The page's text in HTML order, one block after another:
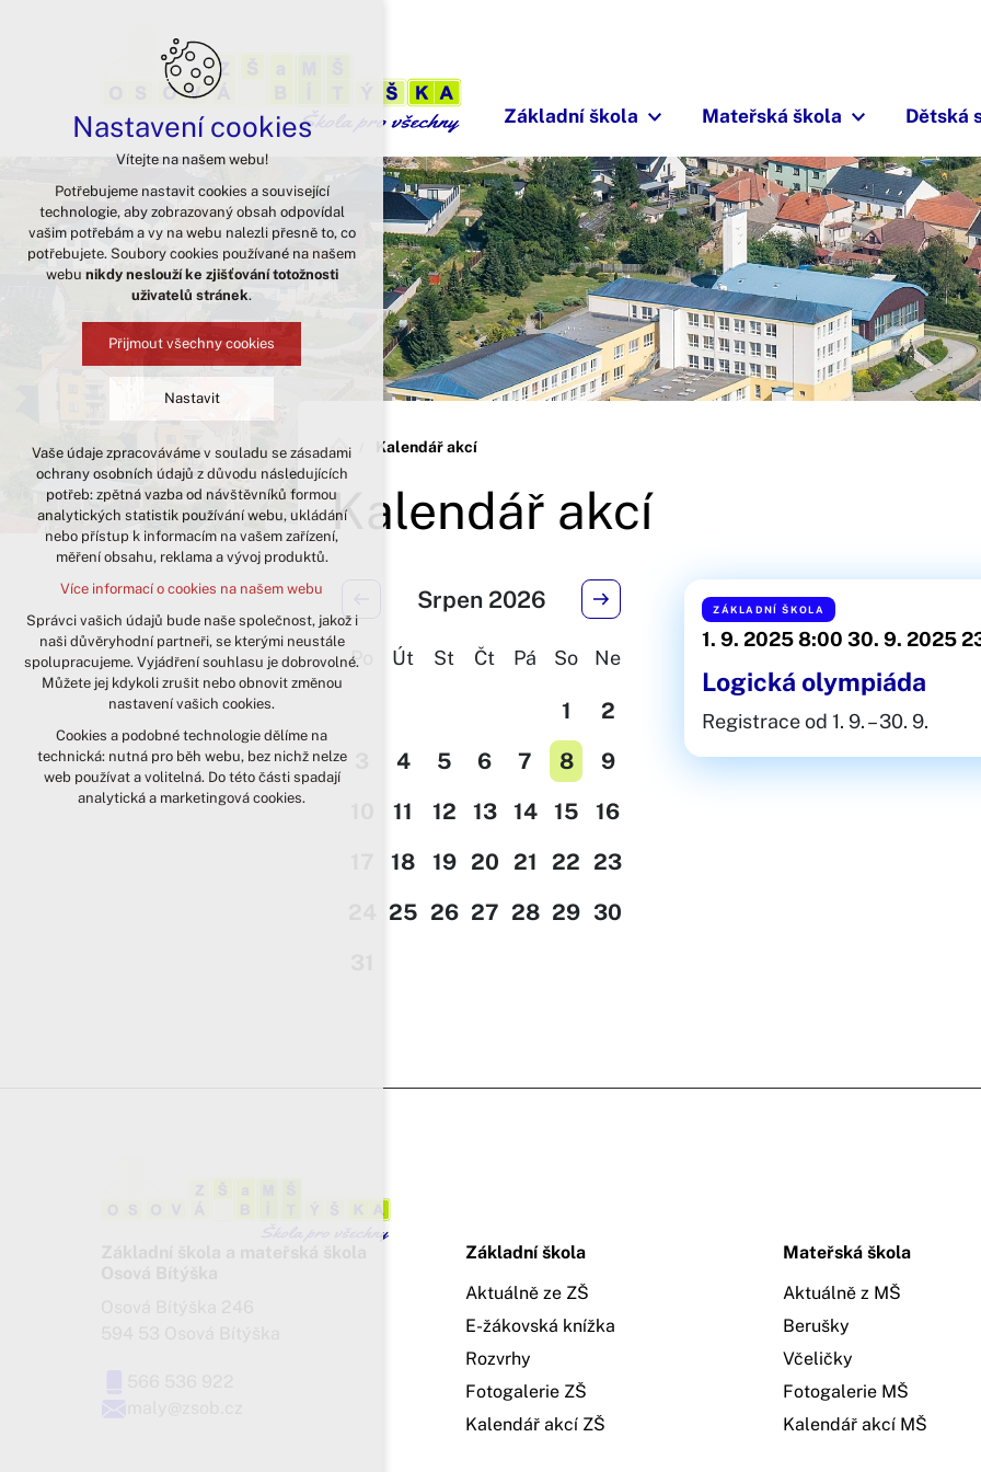
Základní škola Mateřská škola Dětská
Kalendář akcí
Kalendář akcí
Srpen 2026
Po Út St Čt Pá So Ne
1
2
4 5 6 7 8
9
11 12 13 14 15
16
18 19 20 21 22 23
25 26 27 28 29 30
ZÁKLADNÍ ŠKOLA
1. 9. 2025 8:00 30. 9. 2025
Logická olympiáda
Registrace od 1. 9. – 30. 9.
Základní škola
Aktuálně ze ZŠ
E-žákovská knížka
Rozvrhy
Fotogalerie ZŠ
Kalendář akcí ZŠ
Mateřská škola
Aktuálně z MŠ
Berušky
Včeličky
Fotogalerie MŠ
Kalendář akcí MŠ
Nastavení cookies
Vítejte na našem webu!
Potřebujeme nastavit cookies a související
technologie, aby zobrazovaný obsah odpovídal
vašim potřebám a vy na webu nalezli přesně to, co
potřebujete. Soubory cookies používané na našem
webu nikdy neslouží ke zjišťování totožnosti
uživatelů stránek.
Přijmout všechny cookies
Nastavit
Technická cookies
nutná pro provozování webu
udržení kontextu stránek (session):
případná přihlášení, volby jazyka, apod.
analytická pro anonymizované
vyhodnocení návštěvnosti
marketingová cookies (Google)
Více informací o cookies na našem webu
Přijmout všechny cookies
Odmítnout vše
Vaše údaje zpracováváme v souladu se zásadami
ochrany osobních údajů z důvodu následujících
potřeb: zpětná vazba od návštěvníků formou
analytických statistik používání webu, ukládání
nebo přístup k informacím na vašem zařízení,
měření obsahu, reklama a vývoj produktů.
Více informací o cookies na našem webu
Správci vašich údajů bude naše společnost, jakož i
naši důvěryhodní partneři, se kterými neustále
spolupracujeme. Vyjádření souhlasu je dobrovolné.
Můžete jej kdykoli zrušit nebo obnovit změnou
nastavení vašich cookies.
Cookies a podobné technologie dělíme na
technická: nutná pro běh webu, bez nichž nelze
web používat a volitelná. Do této části spadají
analytická a marketingová cookies.